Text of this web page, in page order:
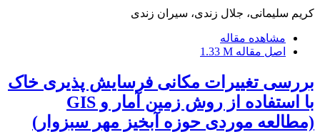
کریم سلیمانی، جلال زندی، سیران زندی
مشاهده مقاله
اصل مقاله 1.33 M
بررسی تغییرات مکانی فرسایش پذیری خاک
با استفاده از روش زمین آمار و GIS
(مطالعه موردی حوزه آبخیز مهر سبزوار)